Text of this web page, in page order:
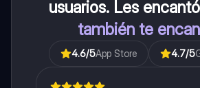
usuarios. Les
también te
4.6/5App Store 4.7/5